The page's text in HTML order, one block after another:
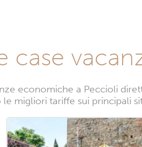
case
economiche a Peccioli
migliori tariffe sui principali